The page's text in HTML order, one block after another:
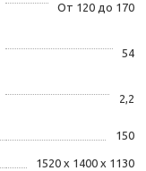
От 120 до 170
54
2,2
150
1520 х 1400 х 1130